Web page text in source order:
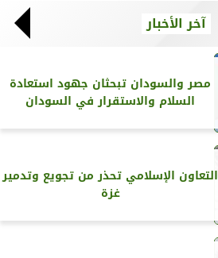
آخر الأخبار
مصر والسودان تبحثان جهود استعادة
السلام والاستقرار في السودان
التعاون الإسلامي تحذر من تجويع وتدمير
غزة